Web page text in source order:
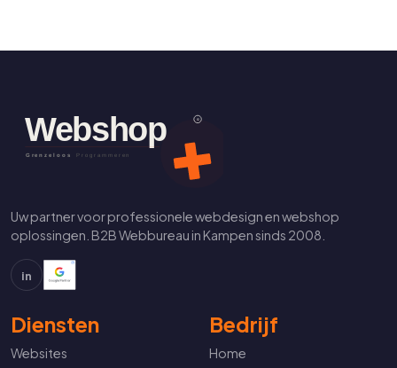
Uw partner voor professionele webdesign en webshop
oplossingen. B2B Webbureau in Kampen sinds 2008.
in
Diensten
Websites
Bedrijf
Home